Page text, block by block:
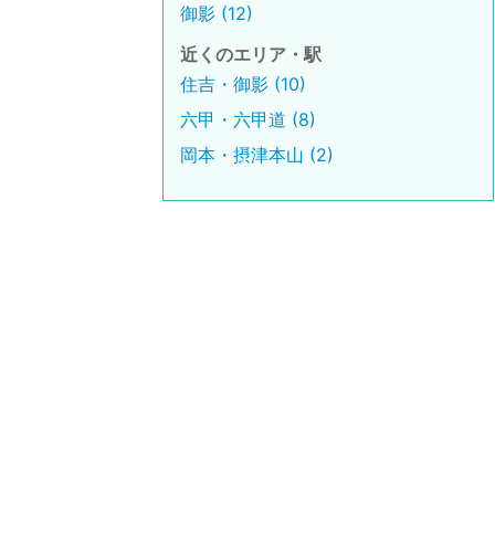
御影 (12)
近くのエリア・駅
住吉・御影 (10)
六甲・六甲道 (8)
岡本・摂津本山 (2)